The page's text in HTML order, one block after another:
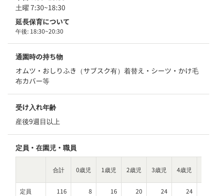
土曜 7:30~18:30
延長保育について
午後: 18:30~20:30
通園時の持ち物
オムツ・おしりふき（サブスク有）着替え・シーツ・かけ毛
布カバー等
受け入れ年齢
産後9週目以上
定員・在園児・職員
合計 0歳児 1歳児 2歳児 3歳児 4歳児
定員 116 8 16 20 24 24